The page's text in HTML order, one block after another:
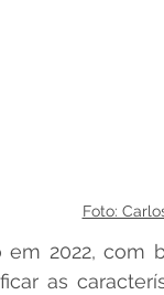
Foto:
2022, com
as